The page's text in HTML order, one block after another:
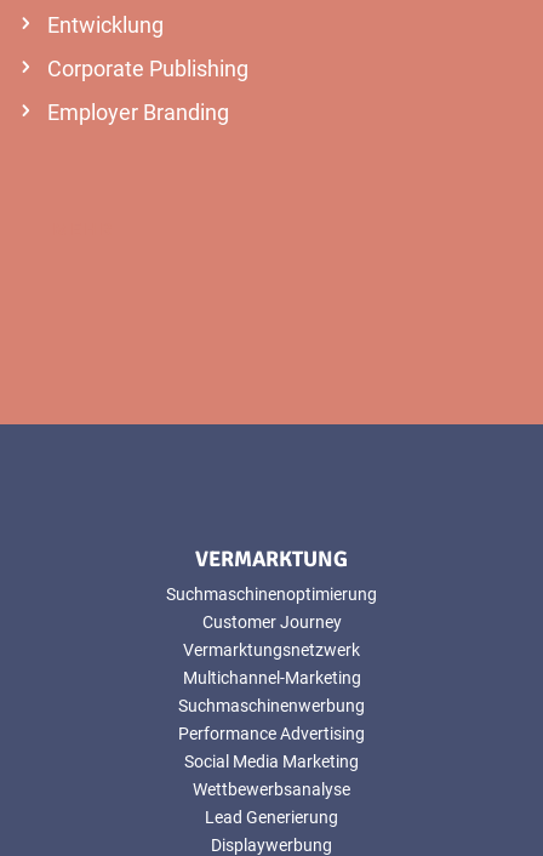
Entwicklung
Corporate Publishing
Employer Branding
VERMARKTUNG
Suchmaschinenoptimierung
Customer Journey
Vermarktungsnetzwerk
Multichannel-Marketing
Suchmaschinenwerbung
Performance Advertising
Social Media Marketing
Wettbewerbsanalyse
Lead Generierung
Displaywerbung